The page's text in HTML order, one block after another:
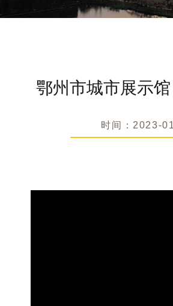
鄂州市城市展示
时间：2023-